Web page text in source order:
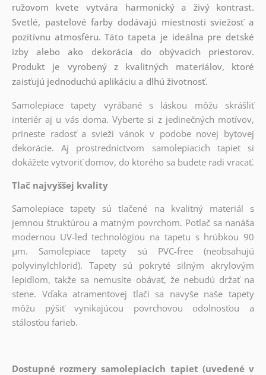
ružovom kvete vytvára harmonický a živý kontrast.
Svetlé, pastelové farby dodávajú miestnosti sviežosť a
pozitívnu atmosféru. Táto tapeta je ideálna pre detské
izby alebo ako dekorácia do obývacích priestorov.
Produkt je vyrobený z kvalitných materiálov, ktoré
zaisťujú jednoduchú aplikáciu a dlhú životnosť.
Samolepiace tapety vyrábané s láskou môžu skrášliť
interiér aj u vás doma. Vyberte si z jedinečných motívov,
prineste radosť a svieži vánok v podobe novej bytovej
dekorácie. Aj prostredníctvom samolepiacich tapiet si
dokážete vytvoriť domov, do ktorého sa budete radi vracať.
Tlač najvyššej kvality
Samolepiace tapety sú tlačené na kvalitný materiál s
jemnou štruktúrou a matným povrchom. Potlač sa nanáša
modernou UV-led technológiou na tapetu s hrúbkou 90
µm. Samolepiace tapety sú PVC-free (neobsahujú
polyvinylchlorid). Tapety sú pokryté silným akrylovým
lepidlom, takže sa nemusíte obávať, že nebudú držať na
stene. Vďaka atramentovej tlači sa navyše naše tapety
môžu pýšiť vynikajúcou povrchovou odolnosťou a
stálosťou farieb.
Dostupné rozmery samolepiacich tapiet (uvedené v